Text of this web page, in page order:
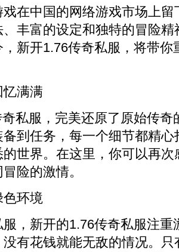
戏在中国的网络游戏市场上
丰富的设定和独特的冒险
新开1.76传奇私服 ，将带
满满
私服 ，完美还原了原始传
备到任务，每一个细节都精
世界。在这里，你可以再
险的激情。
色环境
，新开的1.76传奇私服注重
有花钱就能无敌的情况。